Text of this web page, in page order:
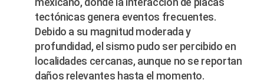
tectónicas genera eventos frecuentes.
Debido a su magnitud moderada y
profundidad, el sismo pudo ser percibido en
localidades cercanas, aunque no se reportan
daños relevantes hasta el momento.